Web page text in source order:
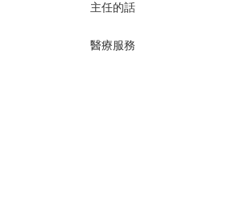
主任的話
醫療服務